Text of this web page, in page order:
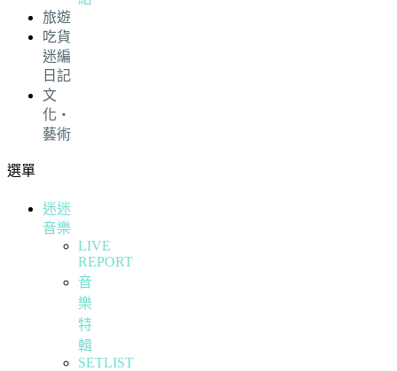
旅遊
吃貨
迷編
日記
文
化・
藝術
選單
迷迷
音樂
LIVE
REPORT
音
樂
特
輯
SETLIST